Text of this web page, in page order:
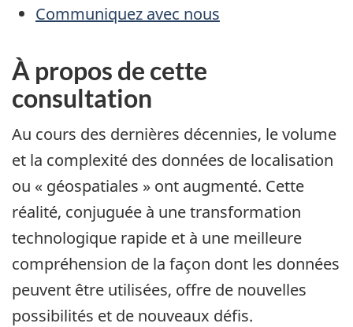
Communiquez avec nous
À propos de cette
consultation
Au cours des dernières décennies, le volume
et la complexité des données de localisation
ou « géospatiales » ont augmenté. Cette
réalité, conjuguée à une transformation
technologique rapide et à une meilleure
compréhension de la façon dont les données
peuvent être utilisées, offre de nouvelles
possibilités et de nouveaux défis.